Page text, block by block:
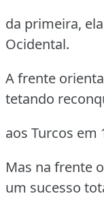
da primeira,
Ocidental.
A frente
tetando
aos Turcos em
Mas na frente
um sucesso